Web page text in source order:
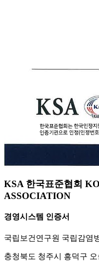
KSA 한국표준협회
ASSOCIATION
경영시스템 인증서
국립보건연구원 국립감염
충청북도 청주시 흥덕구